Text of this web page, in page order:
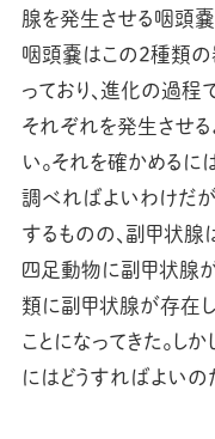
腺を発生させる咽頭
咽頭嚢はこの2種類の
っており、進化の過
それぞれを発生させる
い。それを確かめる
調べればよいわけだ
するものの、副甲状
四足動物に副甲状腺
類に副甲状腺が存在
ことになってきた。し
にはどうすればよいの